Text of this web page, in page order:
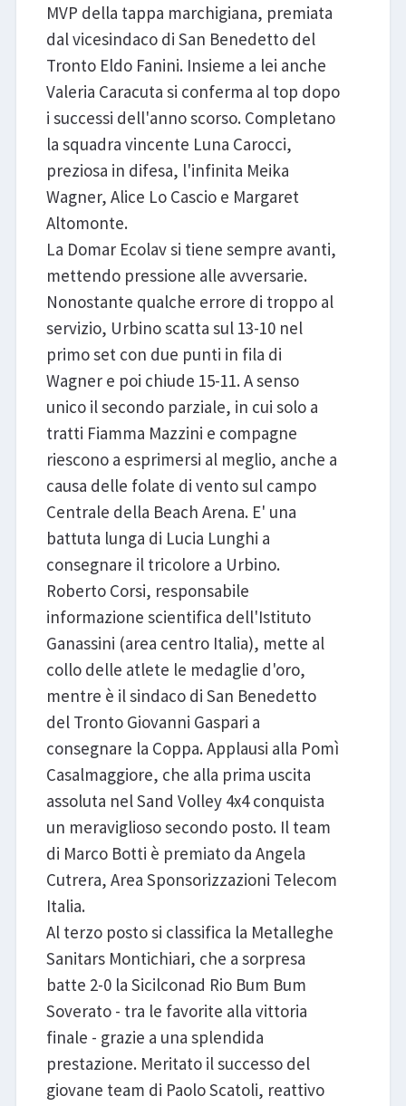
MVP della tappa marchigiana, premiata
dal vicesindaco di San Benedetto del
Tronto Eldo Fanini. Insieme a lei anche
Valeria Caracuta si conferma al top dopo
i successi dell'anno scorso. Completano
la squadra vincente Luna Carocci,
preziosa in difesa, l'infinita Meika
Wagner, Alice Lo Cascio e Margaret
Altomonte.
La Domar Ecolav si tiene sempre avanti,
mettendo pressione alle avversarie.
Nonostante qualche errore di troppo al
servizio, Urbino scatta sul 13-10 nel
primo set con due punti in fila di
Wagner e poi chiude 15-11. A senso
unico il secondo parziale, in cui solo a
tratti Fiamma Mazzini e compagne
riescono a esprimersi al meglio, anche a
causa delle folate di vento sul campo
Centrale della Beach Arena. E' una
battuta lunga di Lucia Lunghi a
consegnare il tricolore a Urbino.
Roberto Corsi, responsabile
informazione scientifica dell'Istituto
Ganassini (area centro Italia), mette al
collo delle atlete le medaglie d'oro,
mentre è il sindaco di San Benedetto
del Tronto Giovanni Gaspari a
consegnare la Coppa. Applausi alla Pomì
Casalmaggiore, che alla prima uscita
assoluta nel Sand Volley 4x4 conquista
un meraviglioso secondo posto. Il team
di Marco Botti è premiato da Angela
Cutrera, Area Sponsorizzazioni Telecom
Italia.
Al terzo posto si classifica la Metalleghe
Sanitars Montichiari, che a sorpresa
batte 2-0 la Sicilconad Rio Bum Bum
Soverato - tra le favorite alla vittoria
finale - grazie a una splendida
prestazione. Meritato il successo del
giovane team di Paolo Scatoli, reattivo